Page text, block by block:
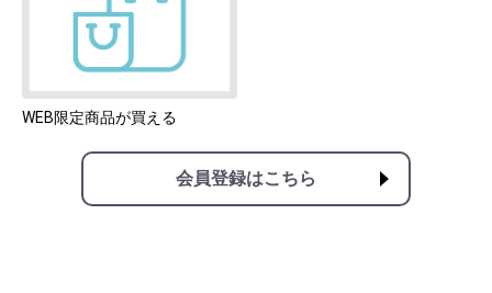
WEB限定商品が買える
会員登録はこちら